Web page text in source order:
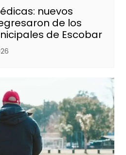
nuevos
de los
de Escobar